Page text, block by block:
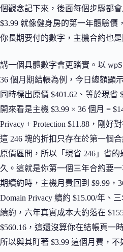
個觀念記下來，後面每個步驟都會
$3.99 就像健身房的第一年體驗價
你長期要付的數字，主機合約也是
講一個具體數字會更踏實。以
36 個月期結帳為例，今日總額顯
同時標出原價 $401.62、等於現省
開來看是主機 $3.99 × 36 個月 =
Privacy + Protection $11.88，剛好
這 246 塊的折扣只存在於第一個
原價區間，所以「現省 246」省
久。這就是你第一個三年合約要
期續約時，主機月費回到 $9.99，
Domain Privacy 續約 $15.00/年、
續約，六年真實成本大約落在
$560.16，這還沒算你在結帳頁一
所以與其盯著 $3.99 這個月費，不